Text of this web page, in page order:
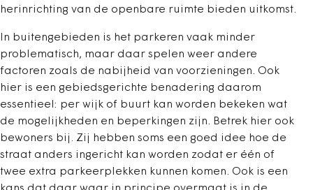
herinrichting van de openbare ruimte bieden uitkomst.
In buitengebieden is het parkeren vaak minder
problematisch, maar daar spelen weer andere
factoren zoals de nabijheid van voorzieningen. Ook
hier is een gebiedsgerichte benadering daarom
essentieel: per wijk of buurt kan worden bekeken wat
de mogelijkheden en beperkingen zijn. Betrek hier ook
bewoners bij. Zij hebben soms een goed idee hoe de
straat anders ingericht kan worden zodat er één of
twee extra parkeerplekken kunnen komen. Ook is een